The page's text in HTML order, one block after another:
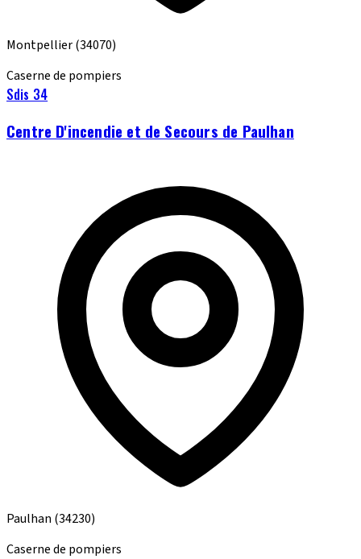
Montpellier(34070)
Caserne de pompiers
Sdis 34
Centre D'incendie et de Secours de Paulhan
Paulhan (34230)
Caserne de pompiers